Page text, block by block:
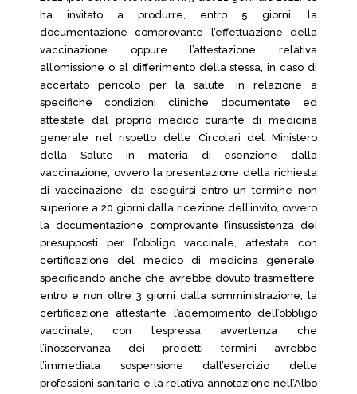
ha invitato a produrre, entro 5 giorni, la
documentazione comprovante l’effettuazione della
vaccinazione oppure l’attestazione relativa
all’omissione o al differimento della stessa, in caso di
accertato pericolo per la salute, in relazione a
specifiche condizioni cliniche documentate ed
attestate dal proprio medico curante di medicina
generale nel rispetto delle Circolari del Ministero
della Salute in materia di esenzione dalla
vaccinazione, ovvero la presentazione della richiesta
di vaccinazione, da eseguirsi entro un termine non
superiore a 20 giorni dalla ricezione dell’invito, ovvero
la documentazione comprovante l’insussistenza dei
presupposti per l’obbligo vaccinale, attestata con
certificazione del medico di medicina generale,
specificando anche che avrebbe dovuto trasmettere,
entro e non oltre 3 giorni dalla somministrazione, la
certificazione attestante l’adempimento dell’obbligo
vaccinale, con l’espressa avvertenza che
l’inosservanza dei predetti termini avrebbe
l’immediata sospensione dall’esercizio delle
professioni sanitarie e la relativa annotazione nell’Albo